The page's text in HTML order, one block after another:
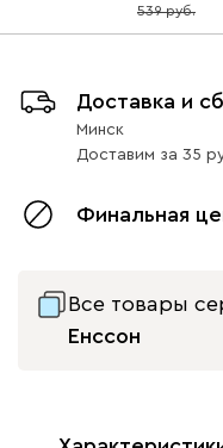
10
539
Доставка и
Минск
Доставим за 35
Финальная
Все товары
Енссон